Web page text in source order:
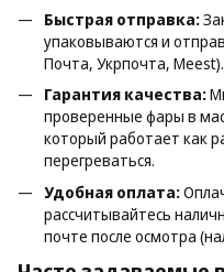
Быстрая отправка:
упаковываются и
Почта, Укрпочта, Meest).
Гарантия качества:
проверенные фары в
который работает как
перегреваться.
Удобная оплата:
рассчитывайтесь
почте после осмотра